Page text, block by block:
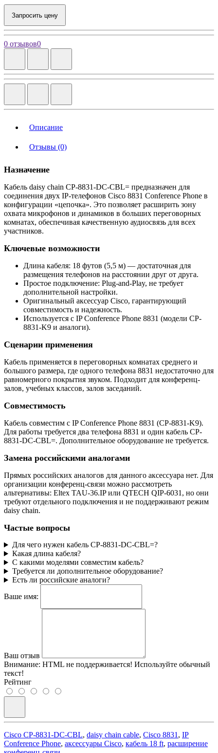
Запросить цену
0 отзывов0
Описание
Отзывы (0)
Назначение
Кабель daisy chain CP-8831-DC-CBL= предназначен для
соединения двух IP-телефонов Cisco 8831 Conference Phone в
конфигурации «цепочка». Это позволяет расширить зону
охвата микрофонов и динамиков в больших переговорных
комнатах, обеспечивая качественную аудиосвязь для всех
участников.
Ключевые возможности
Длина кабеля: 18 футов (5,5 м) — достаточная для
размещения телефонов на расстоянии друг от друга.
Простое подключение: Plug-and-Play, не требует
дополнительной настройки.
Оригинальный аксессуар Cisco, гарантирующий
совместимость и надежность.
Используется с IP Conference Phone 8831 (модели CP-
8831-K9 и аналоги).
Сценарии применения
Кабель применяется в переговорных комнатах среднего и
большого размера, где одного телефона 8831 недостаточно для
равномерного покрытия звуком. Подходит для конференц-
залов, учебных классов, залов заседаний.
Совместимость
Кабель совместим с IP Conference Phone 8831 (CP-8831-K9).
Для работы требуется два телефона 8831 и один кабель CP-
8831-DC-CBL=. Дополнительное оборудование не требуется.
Замена российскими аналогами
Прямых российских аналогов для данного аксессуара нет. Для
организации конференц-связи можно рассмотреть
альтернативы: Eltex TAU-36.IP или QTECH QIP-6031, но они
требуют отдельного подключения и не поддерживают режим
daisy chain.
Частые вопросы
Для чего нужен кабель CP-8831-DC-CBL=?
Какая длина кабеля?
С какими моделями совместим кабель?
Требуется ли дополнительное оборудование?
Есть ли российские аналоги?
Ваше имя:
Ваш отзыв
Внимание: HTML не поддерживается! Используйте обычный
текст!
Рейтинг
Cisco CP-8831-DC-CBL, daisy chain cable, Cisco 8831 , IP
Conference Phone, аксессуары Cisco, кабель 18 ft, расширение